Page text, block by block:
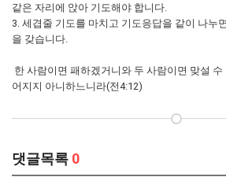
같은 자리에 앉아 기도해야 합니다.
3. 세겹줄 기도를 마치고 기도응답을 같이 나누
을 갖습니다.
한 사람이면 패하겠거니와 두 사람이면 맞설
어지지 아니하느니라(전4:12)
댓글목록 0